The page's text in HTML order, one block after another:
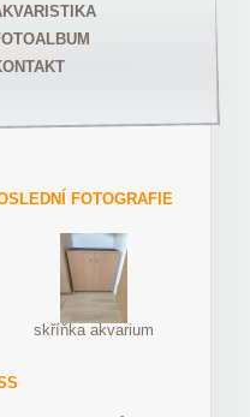
FOTOGRAFIE
skříňka akvarium